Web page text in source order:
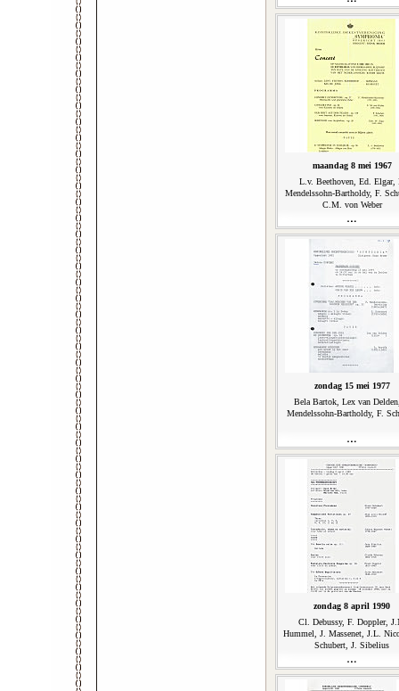
maandag 8 mei 1967
L.v. Beethoven, Ed. Elgar,
Mendelssohn-Bartholdy, F.
C.M. von Weber
zondag 15 mei 1977
Bela Bartok, Lex van
Mendelssohn-Bartholdy, F.
zondag 8 april 1990
Cl. Debussy, F. Doppler,
Hummel, J. Massenet, J.L.
Schubert, J. Sibelius